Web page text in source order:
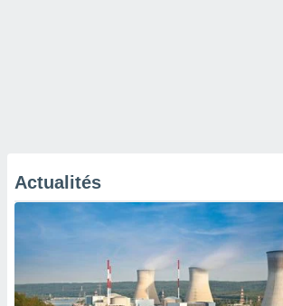
Actualités